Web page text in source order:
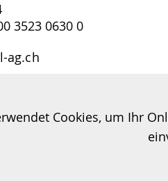
3523 0630 0
ag.ch
Cookies, um Ihr